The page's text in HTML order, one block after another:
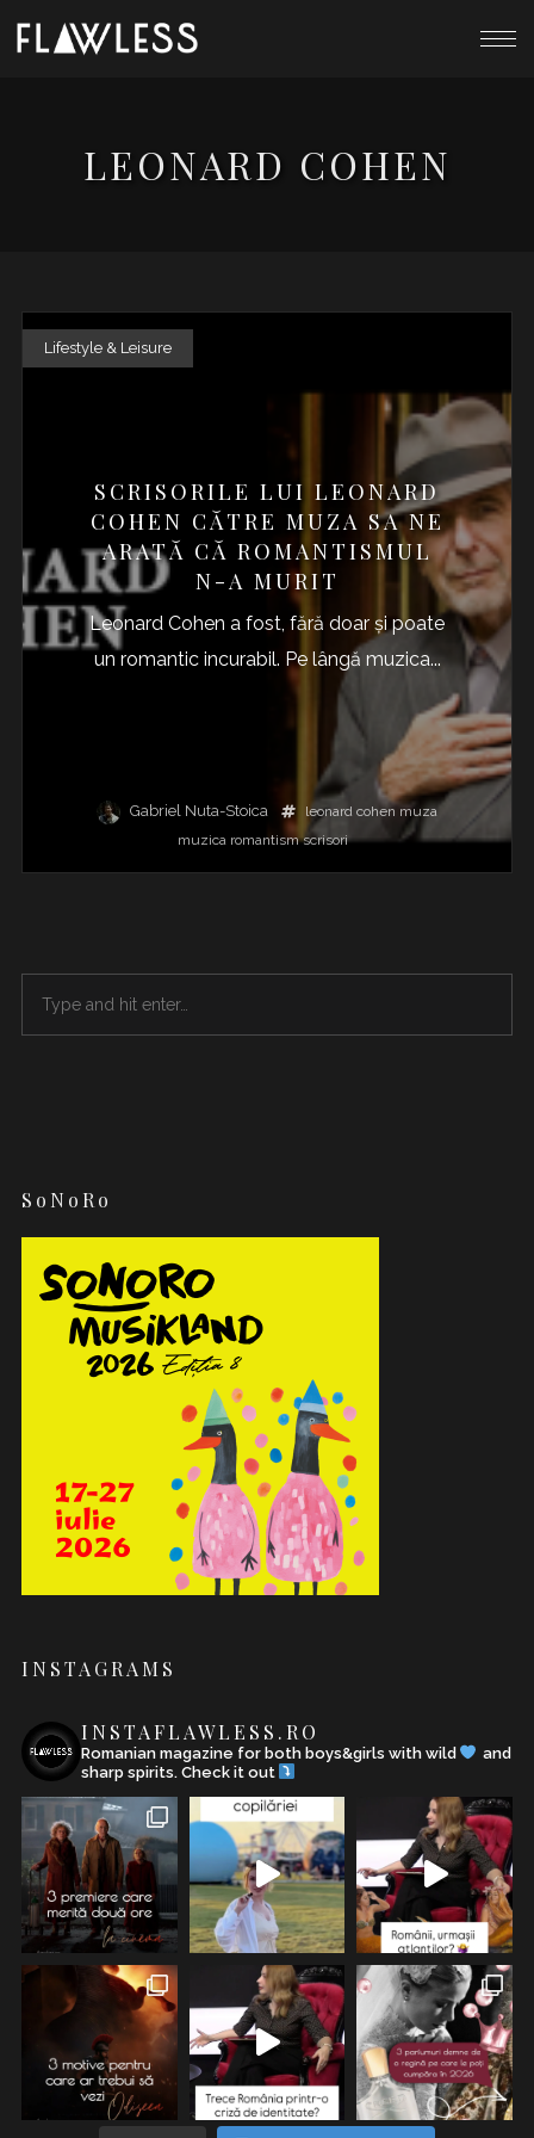
LEONARD COHEN
Lifestyle & Leisure
SCRISORILE LUI LEONARD
COHEN CĂTRE MUZA SA NE
ARATĂ CĂ ROMANTISMUL
N-A MURIT
Leonard Cohen a fost, fără doar și poate
un romantic incurabil. Pe lângă muzica...
Gabriel Nuta-Stoica leonard cohen muza
muzica romantism scrisori
SoNoRo
INSTAGRAMS
INSTAFLAWLESS.RO
Romanian magazine for both boys&girls with wild
and
sharp spirits. Check it out